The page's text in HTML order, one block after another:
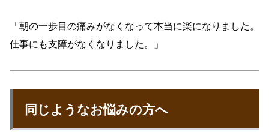
「朝の一歩目の痛みがなくなって本当に楽になりました。
仕事にも支障がなくなりました。」
同じようなお悩みの方へ